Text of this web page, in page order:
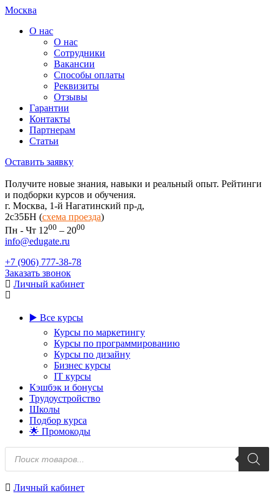
Москва
О нас
О нас
Сотрудники
Вакансии
Способы оплаты
Реквизиты
Отзывы
Гарантии
Контакты
Партнерам
Статьи
Оставить заявку
Получите новые знания, навыки и реальный опыт. Рейтинги
и подборки курсов и обучения.
г. Москва, 1-й Нагатинский пр-д,
2c35БН (схема проезда)
Пн - Чт 1200 – 2000
info@edugate.ru
+7 (906) 777-38-78
Заказать звонок
Личный кабинет
▶️ Все курсы
Курсы по маркетингу
Курсы по программированию
Курсы по дизайну
Бизнес курсы
IT курсы
Кэшбэк и бонусы
Трудоустройство
Школы
Подбор курса
🌟 Промокоды
Поиск
товаров
Личный кабинет